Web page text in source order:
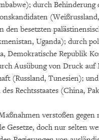
durch Behinderung
den besetzten
Uganda); durch
Demokratische Republik
Ausübung von Druck auf
(Russland, Tunesien);
Rechtsstaates (China,
verstoßen gegen
Gesetze, doch nur selten